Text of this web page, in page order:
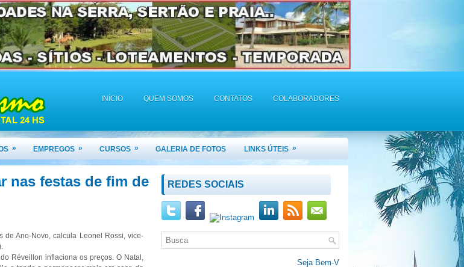
INÍCIO QUEM SOMOS CONTATOS COLABORADORES
» EMPREGOS » CURSOS » GALERIA DE FOTOS LINKS ÚTEIS »
nas festas de fim de
de Ano-Novo, calcula Leonel Rossi, vice-
Réveillon inflaciona os preços. O Natal,
REDES SOCIAIS
Seja Bem-Vindo(a)!